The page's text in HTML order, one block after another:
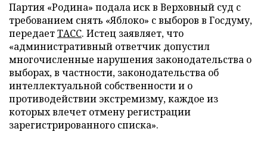
Партия «Родина» подала иск в Верховный суд с
требованием снять «Яблоко» с выборов в Госдуму,
передаетТАСС. Истец заявляет, что
«административный ответчик допустил
многочисленные нарушения законодательства о
выборах, в частности, законодательства об
интеллектуальной собственности и о
противодействии экстремизму, каждое из
которых влечет отмену регистрации
зарегистрированного списка».